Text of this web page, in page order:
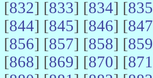
[832] [833] [834] [835
[844] [845] [846] [847
[856] [857] [858] [859
[868] [869] [870] [871